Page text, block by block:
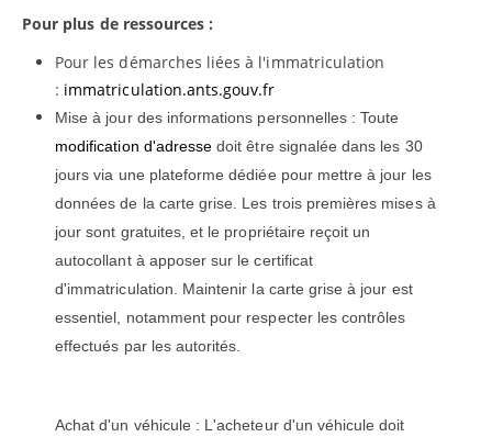
Pour plus de ressources :
Pour les démarches liées à l'immatriculation
: immatriculation.ants.gouv.fr
Mise à jour des informations personnelles : Toute
modification d'adresse doit être signalée dans les 30
jours via une plateforme dédiée pour mettre à jour les
données de la carte grise. Les trois premières mises à
jour sont gratuites, et le propriétaire reçoit un
autocollant à apposer sur le certificat
d'immatriculation. Maintenir la carte grise à jour est
essentiel, notamment pour respecter les contrôles
effectués par les autorités.
Achat d'un véhicule : L'acheteur d'un véhicule doit